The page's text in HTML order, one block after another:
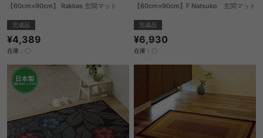
【60cm×90cm】 Rakkas 玄関マット
完成品
¥4,389
在庫：〇
【60cm×90cm】F Natsuko 玄関マット
完成品
¥6,930
在庫：〇